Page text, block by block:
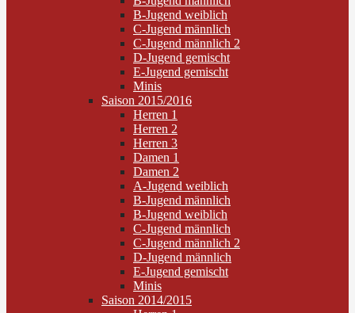
B-Jugend weiblich
C-Jugend männlich
C-Jugend männlich 2
D-Jugend gemischt
E-Jugend gemischt
Minis
Saison 2015/2016
Herren 1
Herren 2
Herren 3
Damen 1
Damen 2
A-Jugend weiblich
B-Jugend männlich
B-Jugend weiblich
C-Jugend männlich
C-Jugend männlich 2
D-Jugend männlich
E-Jugend gemischt
Minis
Saison 2014/2015